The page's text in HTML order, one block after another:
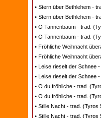
• Stern über Bethlehem -
• Stern über Bethlehem -
• O Tannenbaum - trad.
• O Tannenbaum - trad.
• Fröhliche Weihnacht
• Fröhliche Weihnacht
• Leise rieselt der Schnee
• Leise rieselt der Schnee
• O du fröhliche - trad.
• O du fröhliche - trad.
• Stille Nacht - trad. (Tyros
• Stille Nacht - trad. (Tyros